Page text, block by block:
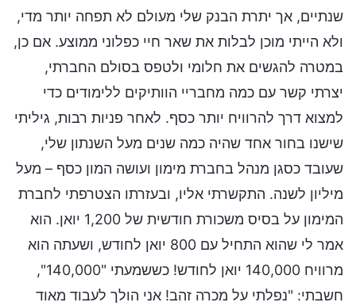
שנתיים, אך יתרת הבנק שלי מעולם לא תפחה יותר מדי,
ולא הייתי מוכן לבלות את שאר חיי כפלוני ממוצע. אם כן,
במטרה להגשים את חלומי ולטפס בסולם החברתי,
יצרתי קשר עם כמה מחבריי הוותיקים ללימודים כדי
למצוא דרך להרוויח יותר כסף. לאחר פניות רבות, גיליתי
שישנו בחור אחד שהיה כמה שנים מעל השנתון שלי,
שעובד כסגן מנהל בחברת מימון ועושה המון כסף – מעל
מיליון לשנה. התקשרתי אליו, ובעזרתו הצטרפתי לחברת
המימון על בסיס משכורת חודשית של 1,200 יואן. הוא
אמר לי שהוא התחיל עם 800 יואן לחודש, ושעתה הוא
מרוויח 140,000 יואן לחודש! כששמעתי "140,000",
חשבתי: "נפלתי על מכרה זהב! אני הולך לעבוד מאוד